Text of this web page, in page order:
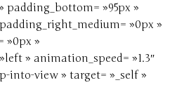
padding_bottom= »95px »
»0px »
»0px »
» animation_speed= »1.3″
into-view » target= »_self »